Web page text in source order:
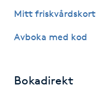
Klippning & Slingor
Koppningsmassage
Mitt friskvårdskort
Avboka med kod
Bokadirekt